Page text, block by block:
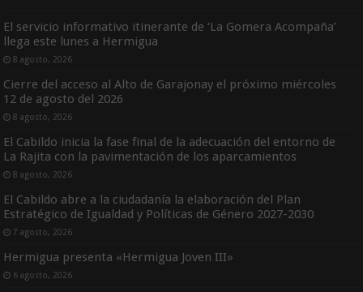
El servicio informativo itinerante de ‘La Gomera Acompaña’
llega este lunes a Hermigua
8 agosto, 2026
Cierre del acceso al Alto de Garajonay el próximo miércoles
12 de agosto del 2026
8 agosto, 2026
El Cabildo inicia la fase final de la adecuación del entorno de
La Rajita con la pavimentación de los aparcamientos
8 agosto, 2026
El Cabildo abre a la ciudadanía la elaboración del Plan
Estratégico de Igualdad y Políticas de Género 2027-2030
7 agosto, 2026
Hermigua presenta «Hermigua Joven III»
6 agosto, 2026